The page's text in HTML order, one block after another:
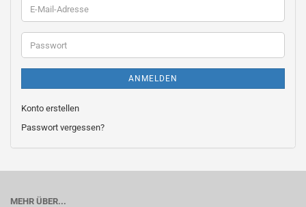
E-
Mail-
Adresse
Passwort
ANMELDEN
Konto erstellen
Passwort vergessen?
MEHR ÜBER...